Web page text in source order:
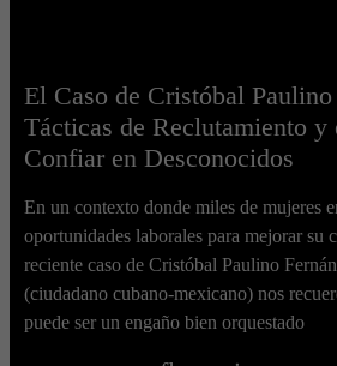
El Caso de Cristóbal Paulino
Tácticas de Reclutamiento y
Confiar en Desconocidos
En un contexto donde miles de mujeres
oportunidades laborales para mejorar su
reciente caso de Cristóbal Paulino
(ciudadano cubano-mexicano) nos
puede ser un engaño bien orquestado